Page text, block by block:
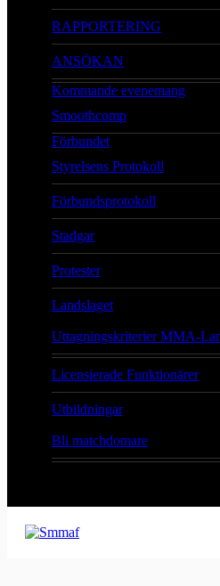
RAPPORTERING
ANSÖKAN
Kommande evenemang
Smoothcomp
Förbundet
Styrelsens Protokoll
Förbundsprotokoll
Stadgar
Protester
Landslaget
Uttagningskriterier MMA-
Licensierade Funktionärer
Utbildningar
Bli matchdomare